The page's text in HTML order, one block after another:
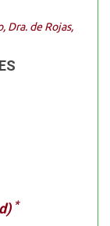
Dra. de Rojas,
*